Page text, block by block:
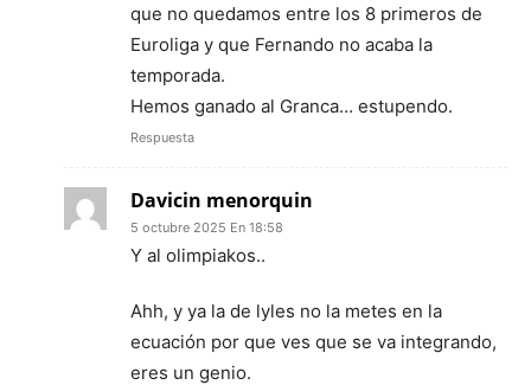
que no quedamos entre los 8 primeros de
Euroliga y que Fernando no acaba la
temporada.
Hemos ganado al Granca… estupendo.
Respuesta
Davicin menorquin
5 octubre 2025 En 18:58
Y al olimpiakos..
Ahh, y ya la de lyles no la metes en la
ecuación por que ves que se va integrando,
eres un genio.